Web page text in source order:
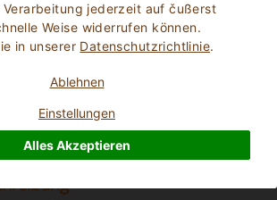
Verarbeitung jederzeit auf čußerst
Weise widerrufen können.
in unserer Datenschutzrichtlinie.
Ablehnen
Einstellungen
Alles Akzeptieren
SUCHE